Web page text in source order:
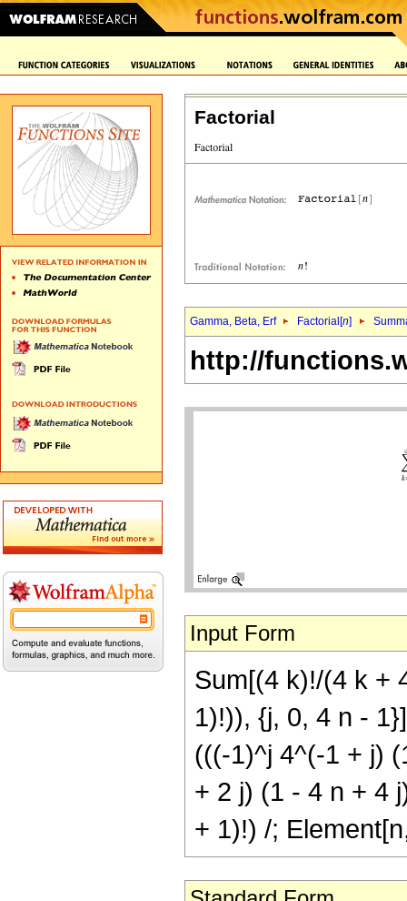
Factorial
Gamma, Beta, Erf Factorial[n]
http://
Input Form
Sum[(4 k)!/(4 k +
1)!)), {j, 0, 4 n -
(((-1)^j 4^(-1 + j)
+ 2 j) (1 - 4 n + 4
+ 1)!) /;